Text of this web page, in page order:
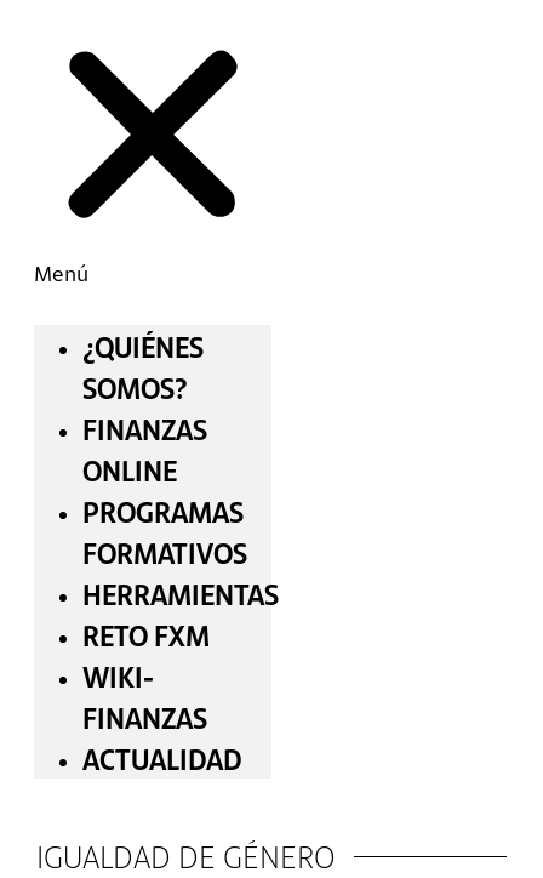
Menú
¿QUIÉNES
SOMOS?
FINANZAS
ONLINE
PROGRAMAS
FORMATIVOS
HERRAMIENTAS
RETO FXM
WIKI-
FINANZAS
ACTUALIDAD
IGUALDAD DE GÉNERO